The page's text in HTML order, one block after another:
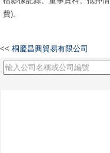
費)。
<< 桐慶昌興貿易有限公司